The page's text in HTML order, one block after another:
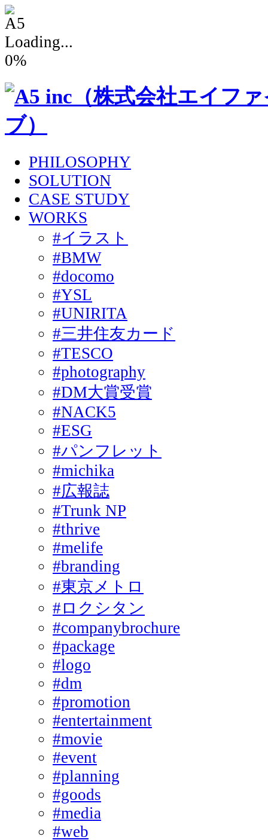
Loading...
0%
PHILOSOPHY
SOLUTION
CASE STUDY
WORKS
#イラスト
#BMW
#docomo
#YSL
#UNIRITA
#三井住友カード
#TESCO
#photography
#DM大賞受賞
#NACK5
#ESG
#パンフレット
#michika
#広報誌
#Trunk NP
#thrive
#melife
#branding
#東京メトロ
#ロクシタン
#companybrochure
#package
#logo
#dm
#promotion
#entertainment
#movie
#event
#planning
#goods
#media
#web